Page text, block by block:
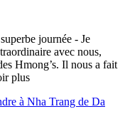
journée - Je
avec nous,
Hmong’s. Il nous a fait
plus
à Nha Trang de Da